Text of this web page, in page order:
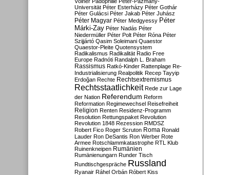
Universität Péter Esterházy Péter Gothár
Péter Gulácsi Péter Jakab Péter Juhász
Péter Magyar Péter Medgyessy Péter
Márki-Zay Péter Nadás Péter
Niedermüller Péter Polt Péter Róna Péter
Szijjártó Qasim Soleimani Quaestor
Quaestor-Pleite Quotensystem
Radikalismus Radikalität Radio Free
Europe Radnóti Randalph L. Braham
Rassismus Ratkó-Kinder Rattenplage Re-
Industrialisierung Realpolitik Recep Tayyip
Erdoğan Rechte Rechtsextremismus
Rechtsstaatlichkeit Rede zur Lage
der Nation Referendum Reform
Reformation Regimewechsel Reisefreiheit
Religion Renten Residenz-Programm
Resolution Rettungspaket Revolution
Revolution 1848 Rezession RMDSZ
Robert Fico Roger Scruton Roma Ronald
Lauder Ron DeSantis Ron Werber Rote
Armee Rotschlammkatastrophe RTL Klub
Ruinenkneipen Rumänien
Rumänienungarn Runder Tisch
Rundtischgespräche Russland
Ryanair Ráhel Orbán Róbert Kiss